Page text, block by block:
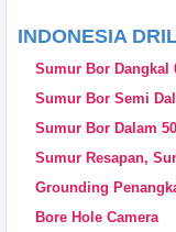
INDONESIA
Sumur Bor Dangkal
Sumur Bor Semi
Sumur Bor Dalam
Sumur Resapan,
Grounding
Bore Hole Camera